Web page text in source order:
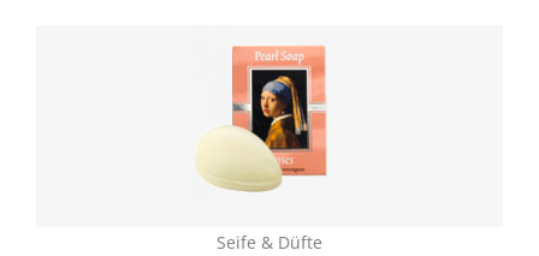
Seife & Düfte